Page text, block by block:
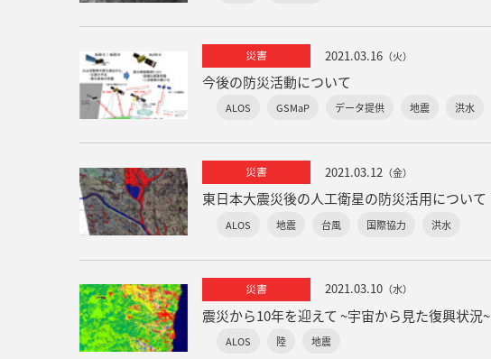
災害 2021.03.16 （火）
今後の防災活動について
ALOS GSMaP データ提供 地震 洪水
災害 2021.03.12 （金）
東日本大震災後の人工衛星の防災活用について
ALOS 地震 台風 国際協力 洪水
災害 2021.03.10 （水）
震災から10年を迎えて ~宇宙から見た復興状況~
ALOS 陸 地震